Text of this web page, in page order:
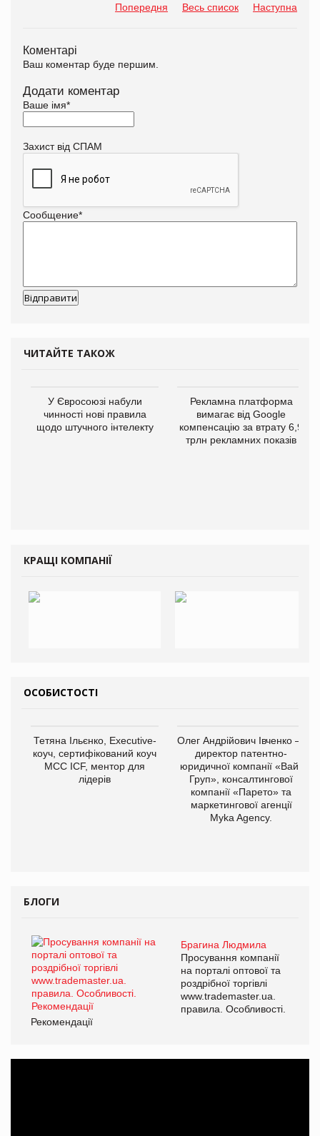
Попередня Весь список Наступна
Коментарі
Ваш коментар буде першим.
Додати коментар
Ваше імя*
Захист від СПАМ
Сообщение*
ЧИТАЙТЕ ТАКОЖ
У Євросоюзі набули
чинності нові правила
щодо штучного інтелекту
Рекламна платформа
вимагає від Google
компенсацію за втрату 6,9
трлн рекламних показів
КРАЩІ КОМПАНІЇ
ОСОБИСТОСТІ
Тетяна Ільєнко, Executive-
коуч, сертифікований коуч
МСС ICF, ментор для
лідерів
Олег Андрійович Івченко —
директор патентно-
юридичної компанії «Вайз
Груп», консалтингової
компанії «Парето» та
маркетингової агенції
Myka Agency.
БЛОГИ
Брагина Людмила
Просування компанії
на порталі оптової та
роздрібної торгівлі
www.trademaster.ua.
правила. Особливості.
Рекомендації